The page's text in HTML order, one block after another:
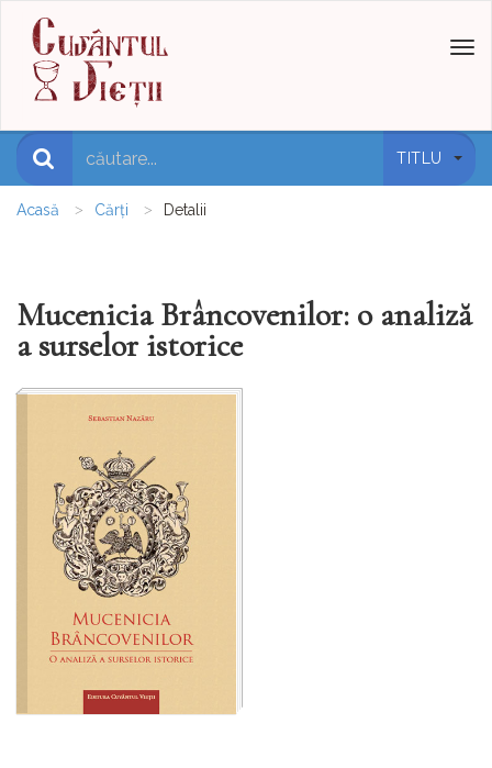
TITLU
Acasă Cărți Detalii
Mucenicia Brâncovenilor: o analiză
a surselor istorice